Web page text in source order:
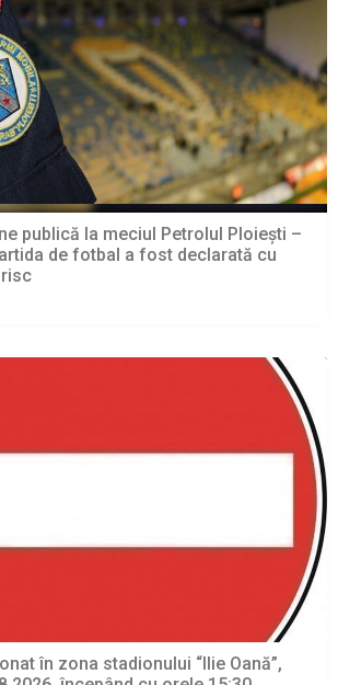
publică la meciul Petrolul Ploiești –
de fotbal a fost declarată cu
în zona stadionului “Ilie Oană”,